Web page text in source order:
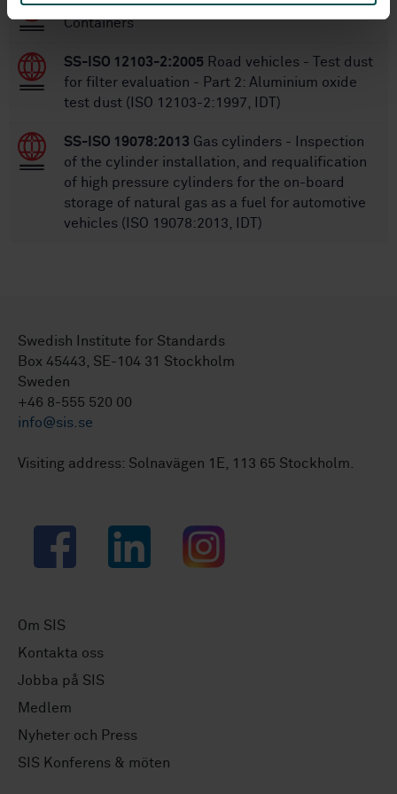
Containers
SS-ISO 12103-2:2005 Road vehicles - Test dust
for filter evaluation - Part 2: Aluminium oxide
test dust (ISO 12103-2:1997, IDT)
SS-ISO 19078:2013 Gas cylinders - Inspection
of the cylinder installation, and requalification
of high pressure cylinders for the on-board
storage of natural gas as a fuel for automotive
vehicles (ISO 19078:2013, IDT)
Swedish Institute for Standards
Box 45443, SE-104 31 Stockholm
Sweden
+46 8-555 520 00
info@sis.se
Visiting address: Solnavägen 1E, 113 65 Stockholm.
Facebook LinkedIn Instagram
Om SIS
Kontakta oss
Jobba på SIS
Medlem
Nyheter och Press
SIS Konferens & möten